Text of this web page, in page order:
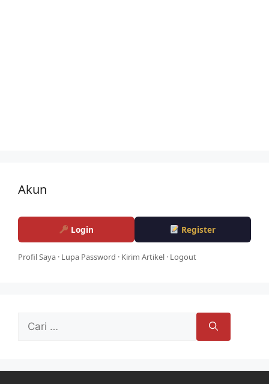
Akun
Login Register
Profil Saya · Lupa Password · Kirim Artikel · Logout
untuk: